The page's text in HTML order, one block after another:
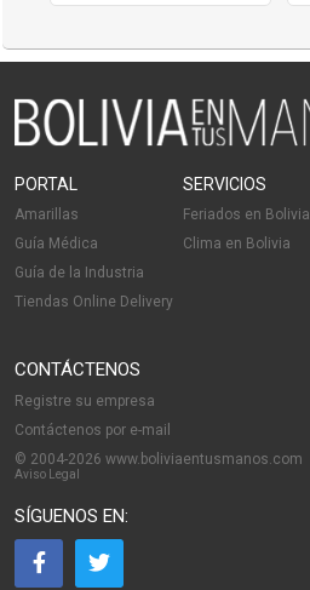
PORTAL
Amarillas
Guía Médica
Guía de la Industria
Tiendas Online Delivery
SERVICIOS
Feriados en Bolivia
Clima en Bolivia
CONTÁCTENOS
Registre su empresa
Contáctenos por e-mail
© 2004-2026 www.boliviaentusmanos.com
Aviso Legal
SÍGUENOS EN: